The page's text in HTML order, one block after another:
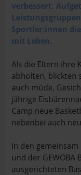
verbessert.
Sportler:innen
mit Leben.
Als die Eltern ihre
abholten, blickten
auch müde,
jährige
Camp neue
nebenbei auch
In den
und der GEWOBA
ausgerichteten